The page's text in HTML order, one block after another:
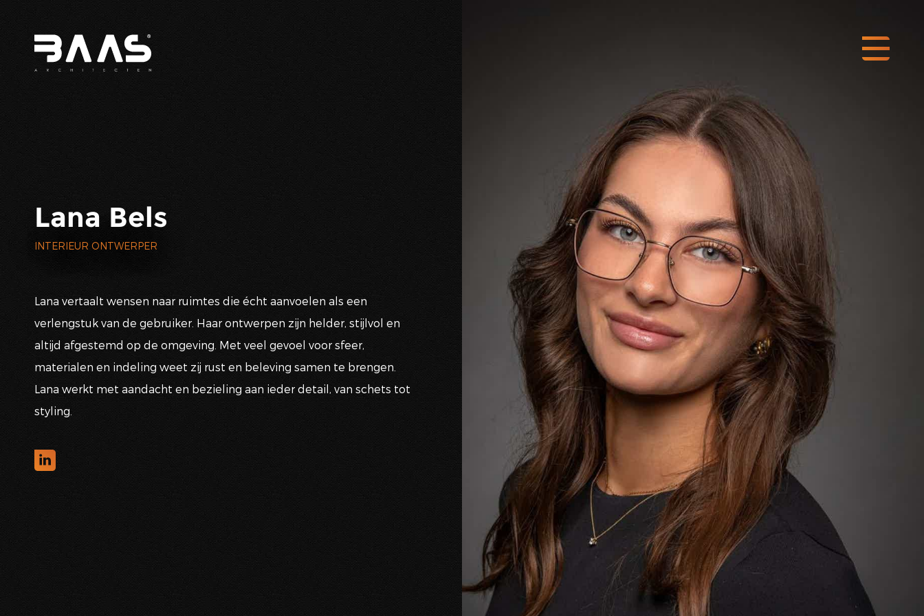
Lana Bels
INTERIEUR ONTWERPER
Lana vertaalt wensen naar ruimtes die écht aanvoelen als een
verlengstuk van de gebruiker. Haar ontwerpen zijn helder, stijlvol en
altijd afgestemd op de omgeving. Met veel gevoel voor sfeer,
materialen en indeling weet zij rust en beleving samen te brengen.
Lana werkt met aandacht en bezieling aan ieder detail, van schets tot
styling.